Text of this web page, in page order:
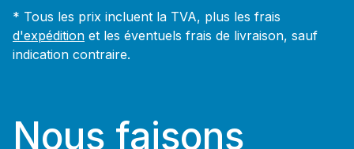
* Tous les prix incluent la TVA, plus les frais
d'expédition et les éventuels frais de livraison, sauf
indication contraire.
Nous faisons